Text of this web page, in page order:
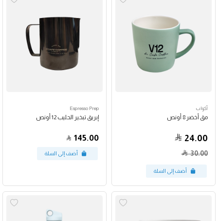
أكواب
مق أخضر 8 أونص
24.00
30.00
Espresso Prep
إبريق تبخير الحليب 12 أونص
145.00